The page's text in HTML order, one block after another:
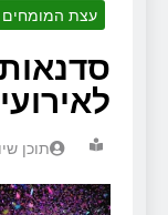
עצת המומחים
תוכן